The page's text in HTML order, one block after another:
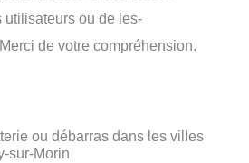
utilisateurs ou de les-
de votre compréhension.
ou débarras dans les villes
sur-Morin